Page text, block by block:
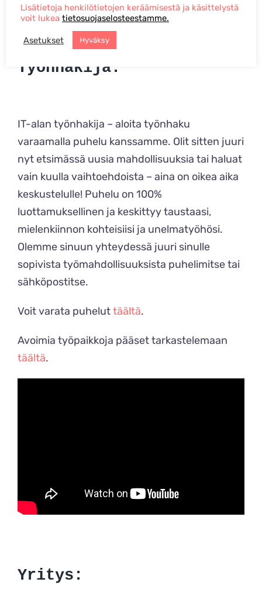
Työnhakija:
IT-alan työnhakija – aloita työnhaku
varaamalla puhelu kanssamme. Olit sitten juuri
nyt etsimässä uusia mahdollisuuksia tai haluat
vain kuulla vaihtoehdoista – aina on oikea aika
keskustelulle! Puhelu on 100%
luottamuksellinen ja keskittyy taustaasi,
mielenkiinnon kohteisiisi ja unelmatyöhösi.
Olemme sinuun yhteydessä juuri sinulle
sopivista työmahdollisuuksista puhelimitse tai
sähköpostitse.
Voit varata puheluttäältä.
Avoimia työpaikkoja pääset tarkastelemaan
täältä.
Yritys:
Lisätietoja henkilötietojen keräämisestä ja käsittelystä
voit lukea tietosuojaselosteestamme.
Asetukset Hyväksy